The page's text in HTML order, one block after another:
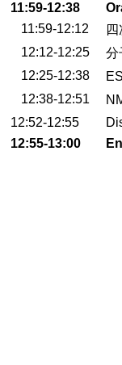
11:59-12:38
11:59-12:12
12:12-12:25
分
12:25-12:38
12:38-12:51
12:52-12:55
12:55-13:00